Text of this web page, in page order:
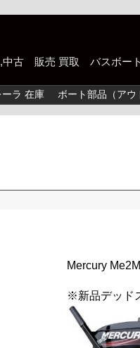
,中古 販売 買取 バスボ
ーラ 在庫 ボート部品（アウ
Mercury
※新品デッド